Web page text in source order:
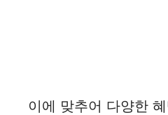
이에 맞추어 다양한